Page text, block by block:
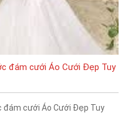
đám cưới Áo Cưới Đẹp Tuy
đám cưới Áo Cưới Đẹp Tuy